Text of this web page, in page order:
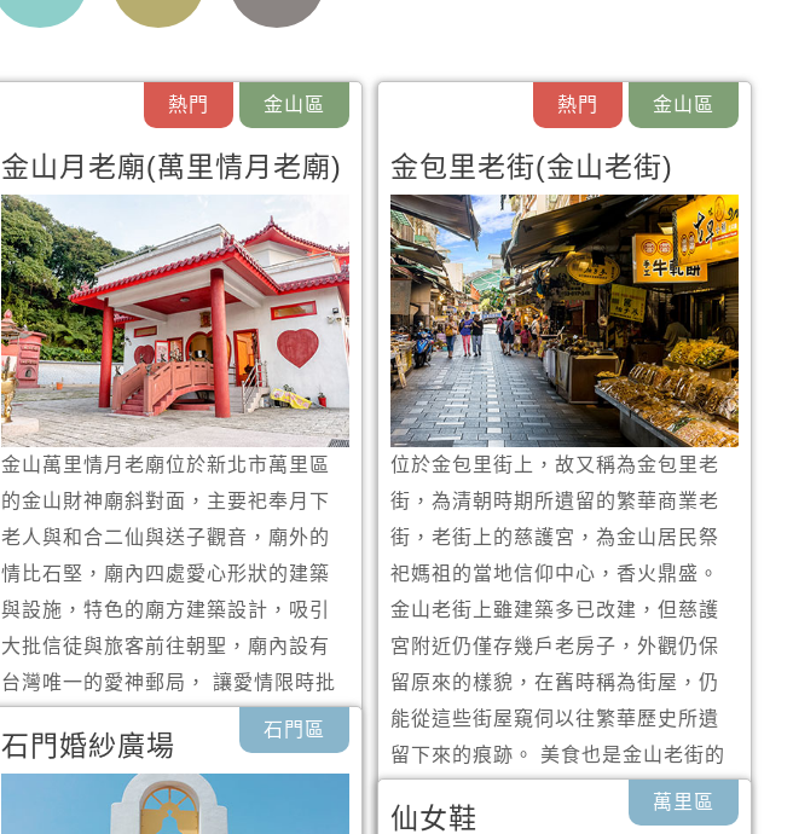
金山區
熱門
金山月老廟(萬里情月老廟)
金山萬里情月老廟位於新北市萬里區
的金山財神廟斜對面，主要祀奉月下
老人與和合二仙與送子觀音，廟外的
情比石堅，廟內四處愛心形狀的建築
與設施，特色的廟方建築設計，吸引
大批信徒與旅客前往朝聖，廟內設有
台灣唯一的愛神郵局， 讓愛情限時批
快遞愛；廟內也有台灣獨創的七彩姻
緣線可供信徒求取。此外廟內也設有
西方愛神之稱的邱比特神像、永結銅
心許願池；中西方的愛情祈願，歡迎
金山區
熱門
金包里老街(金山老街)
位於金包里街上，故又稱為金包里老
街，為清朝時期所遺留的繁華商業老
街，老街上的慈護宮，為金山居民祭
祀媽祖的當地信仰中心，香火鼎盛。
金山老街上雖建築多已改建，但慈護
宮附近仍僅存幾戶老房子，外觀仍保
留原來的樣貌，在舊時稱為街屋，仍
能從這些街屋窺伺以往繁華歷史所遺
留下來的痕跡。 美食也是金山老街的
一大看點，不僅為農友販賣農特產品
如芋頭、箭竹筍、山藥的集散地，還
石門區
石門婚紗廣場
萬里區
仙女鞋